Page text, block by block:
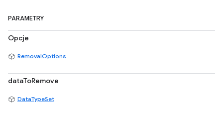
PARAMETRY
Opcje
RemovalOptions
dataToRemove
DataTypeSet